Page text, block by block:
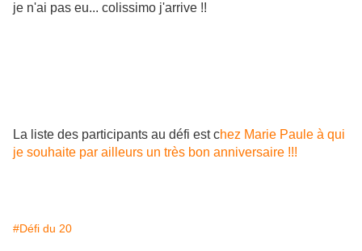
je n'ai pas eu... colissimo j'arrive !!
La liste des participants au défi est chez Marie Paule à qui
je souhaite par ailleurs un très bon anniversaire !!!
#Défi du 20